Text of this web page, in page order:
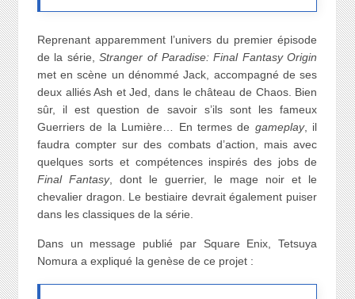
Reprenant apparemment l’univers du premier épisode
de la série,Stranger of Paradise: Final Fantasy Origin
met en scène un dénommé Jack, accompagné de ses
deux alliés Ash et Jed, dans le château de Chaos. Bien
sûr, il est question de savoir s’ils sont les fameux
Guerriers de la Lumière… En termes de gameplay, il
faudra compter sur des combats d’action, mais avec
quelques sorts et compétences inspirés des jobs de
Final Fantasy, dont le guerrier, le mage noir et le
chevalier dragon. Le bestiaire devrait également puiser
dans les classiques de la série.
Dans un message publié par Square Enix, Tetsuya
Nomura a expliqué la genèse de ce projet :